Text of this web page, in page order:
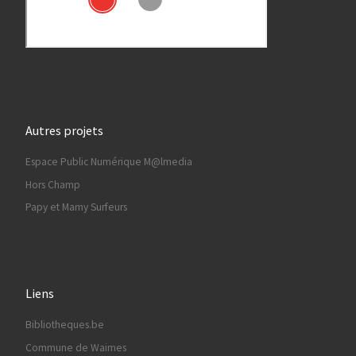
Autres projets
Espace Public Numérique M@lmedia
Hors Champ
Papy et Mamy Surfeurs
Liens
Bibliotheques.be
Commune de Waimes